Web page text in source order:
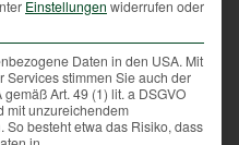
Einerseits sind die
weisen Marder
einige Eigenheiten
dieser Tierart von Juni
die Zeit, wo beim OÖ
viele Anrufe
Einstellungen widerrufen oder
Daten in den USA. Mit
stimmen Sie auch der
Art. 49 (1) lit. a DSGVO
mit unzureichendem
So besteht etwa das Risiko, dass